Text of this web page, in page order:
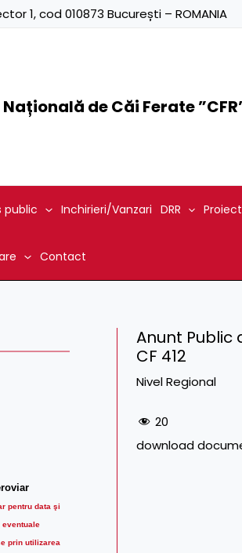
1, cod 010873 București – ROMANIA
de Căi Ferate
public Inchirieri/Vanzari DRR
Contact
pentru data şi
eventuale
prin utilizarea
Anunt Public
CF 412
Nivel Regional
20
download